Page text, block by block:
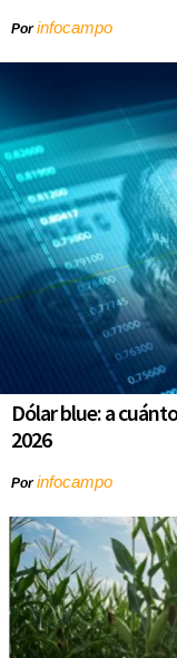
Porinfocampo
Dólar blue: a
2026
Porinfocampo